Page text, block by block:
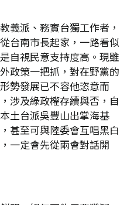
義派、務實台獨工作者，
台南市長起家，一路看似
自視民意支持度高。現雖
政策一把抓，對在野黨的
勢發展已不容他恣意而
涉及綠政權存續與否，自
土台派吳豐山出掌海基
甚至可與陸委會互唱黑白
一定會先從兩會對話開